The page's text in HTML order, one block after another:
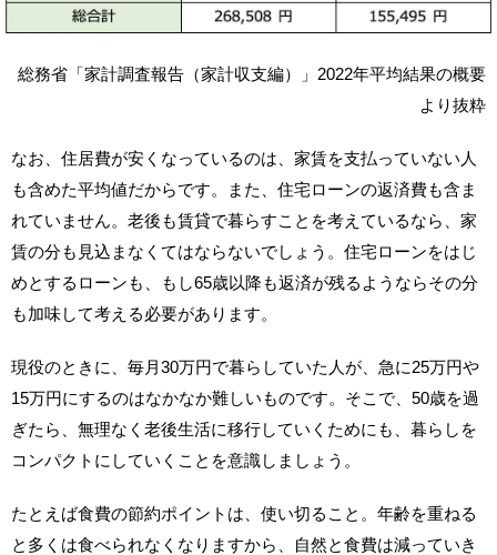
総務省「家計調査報告（家計収支編）」2022年平均結果の概要
より抜粋
なお、住居費が安くなっているのは、家賃を支払っていない人
も含めた平均値だからです。また、住宅ローンの返済費も含ま
れていません。老後も賃貸で暮らすことを考えているなら、家
賃の分も見込まなくてはならないでしょう。住宅ローンをはじ
めとするローンも、もし65歳以降も返済が残るようならその分
も加味して考える必要があります。
現役のときに、毎月30万円で暮らしていた人が、急に25万円や
15万円にするのはなかなか難しいものです。そこで、50歳を過
ぎたら、無理なく老後生活に移行していくためにも、暮らしを
コンパクトにしていくことを意識しましょう。
たとえば食費の節約ポイントは、使い切ること。年齢を重ねる
と多くは食べられなくなりますから、自然と食費は減っていき